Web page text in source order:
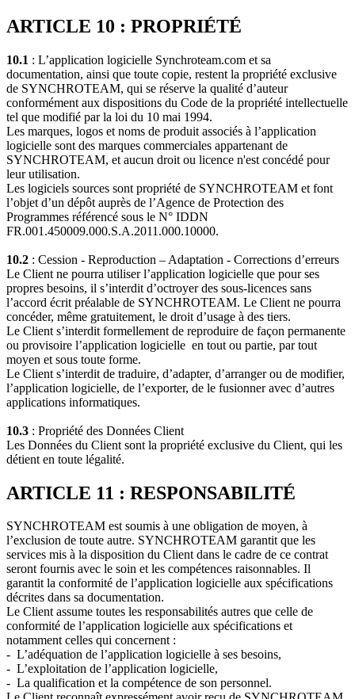
ARTICLE 10 : PROPRIÉTÉ
10.1 : L’application logicielle Synchroteam.com et sa
documentation, ainsi que toute copie, restent la propriété exclusive
de SYNCHROTEAM, qui se réserve la qualité d’auteur
conformément aux dispositions du Code de la propriété intellectuelle
tel que modifié par la loi du 10 mai 1994.
Les marques, logos et noms de produit associés à l’application
logicielle sont des marques commerciales appartenant de
SYNCHROTEAM, et aucun droit ou licence n'est concédé pour
leur utilisation.
Les logiciels sources sont propriété de SYNCHROTEAM et font
l’objet d’un dépôt auprès de l’Agence de Protection des
Programmes référencé sous le N° IDDN
FR.001.450009.000.S.A.2011.000.10000.
10.2 : Cession - Reproduction – Adaptation - Corrections d’erreurs
Le Client ne pourra utiliser l’application logicielle que pour ses
propres besoins, il s’interdit d’octroyer des sous-licences sans
l’accord écrit préalable de SYNCHROTEAM. Le Client ne pourra
concéder, même gratuitement, le droit d’usage à des tiers.
Le Client s’interdit formellement de reproduire de façon permanente
ou provisoire l’application logicielle en tout ou partie, par tout
moyen et sous toute forme.
Le Client s’interdit de traduire, d’adapter, d’arranger ou de modifier,
l’application logicielle, de l’exporter, de le fusionner avec d’autres
applications informatiques.
10.3 : Propriété des Données Client
Les Données du Client sont la propriété exclusive du Client, qui les
détient en toute légalité.
ARTICLE 11 : RESPONSABILITÉ
SYNCHROTEAM est soumis à une obligation de moyen, à
l’exclusion de toute autre. SYNCHROTEAM garantit que les
services mis à la disposition du Client dans le cadre de ce contrat
seront fournis avec le soin et les compétences raisonnables. Il
garantit la conformité de l’application logicielle aux spécifications
décrites dans sa documentation.
Le Client assume toutes les responsabilités autres que celle de
conformité de l’application logicielle aux spécifications et
notamment celles qui concernent :
- L’adéquation de l’application logicielle à ses besoins,
- L’exploitation de l’application logicielle,
- La qualification et la compétence de son personnel.